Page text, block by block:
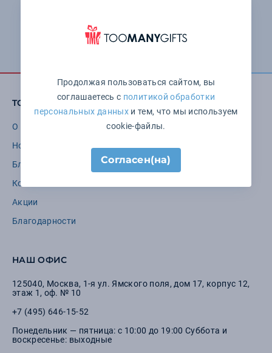
Оставить заявку
TOOMANYGIFTS
О компании
Новости
Блог
Контакты
Акции
Благодарности
Бренды
Требования к макетам
НАШ ОФИС
125040, Москва, 1-я ул. Ямского поля, дом 17, корпус 12,
этаж 1, оф. № 10
+7 (495) 646-15-52
Понедельник — пятница: с 10:00 до 19:00 Суббота и
воскресенье: выходные
Продолжая пользоваться сайтом, вы
соглашаетесь с политикой обработки
персональных данныхи тем, что мы используем
cookie-файлы.
Согласен(на)